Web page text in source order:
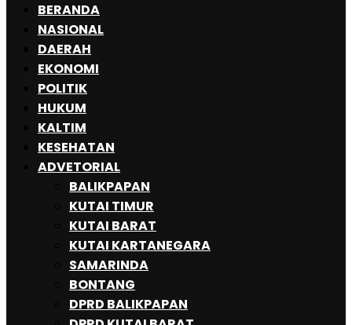
BERANDA
NASIONAL
DAERAH
EKONOMI
POLITIK
HUKUM
KALTIM
KESEHATAN
ADVETORIAL
BALIKPAPAN
KUTAI TIMUR
KUTAI BARAT
KUTAI KARTANEGARA
SAMARINDA
BONTANG
DPRD BALIKPAPAN